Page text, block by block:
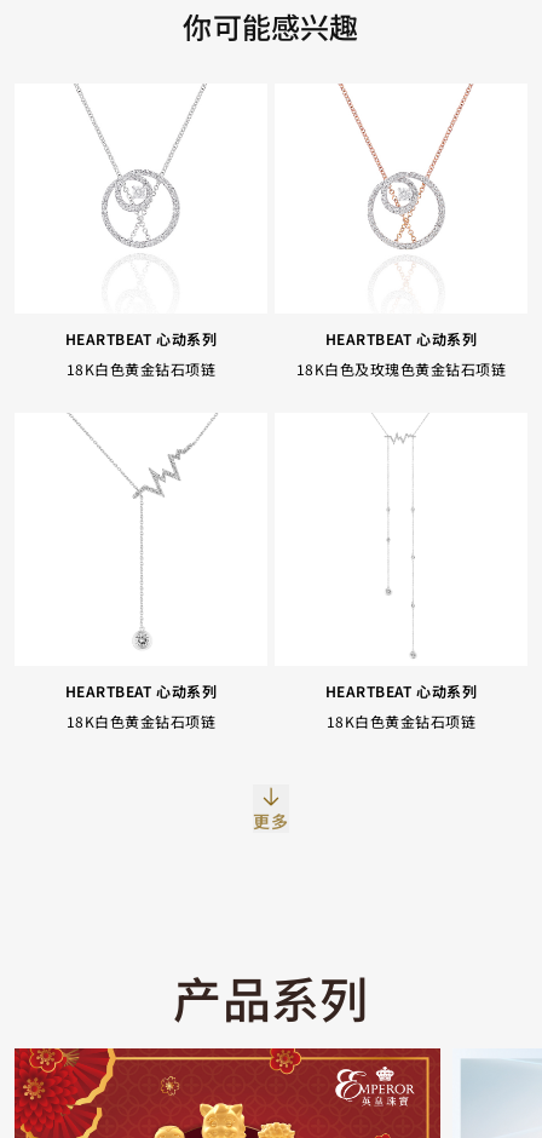
你可能感兴趣
HEARTBEAT 心动系列
18K白色黄金钻石项链
HEARTBEAT 心动系列
18K白色及玫瑰色黄金钻石项链
HEARTBEAT 心动系列
18K白色黄金钻石项链
HEARTBEAT 心动系列
18K白色黄金钻石项链
更多
产品系列